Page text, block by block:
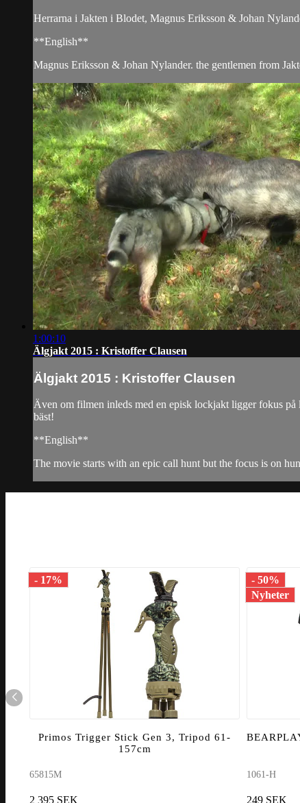
Herrarna i Jakten i Blodet, Magnus Eriksson & Johan
**English**
Magnus Eriksson & Johan Nylander. the gentlemen from
1:00:10
Älgjakt 2015 : Kristoffer Clausen
Älgjakt 2015 : Kristoffer Clausen
Även om filmen inleds med en episk lockjakt ligger fokus
bäst!
**English**
The movie starts with an epic call hunt but the focus is on
- 17%
Primos Trigger Stick Gen 3, Tripod 61-
157cm
65815M
2 395 SEK
- 50%
Nyheter
1061-H
249 SEK